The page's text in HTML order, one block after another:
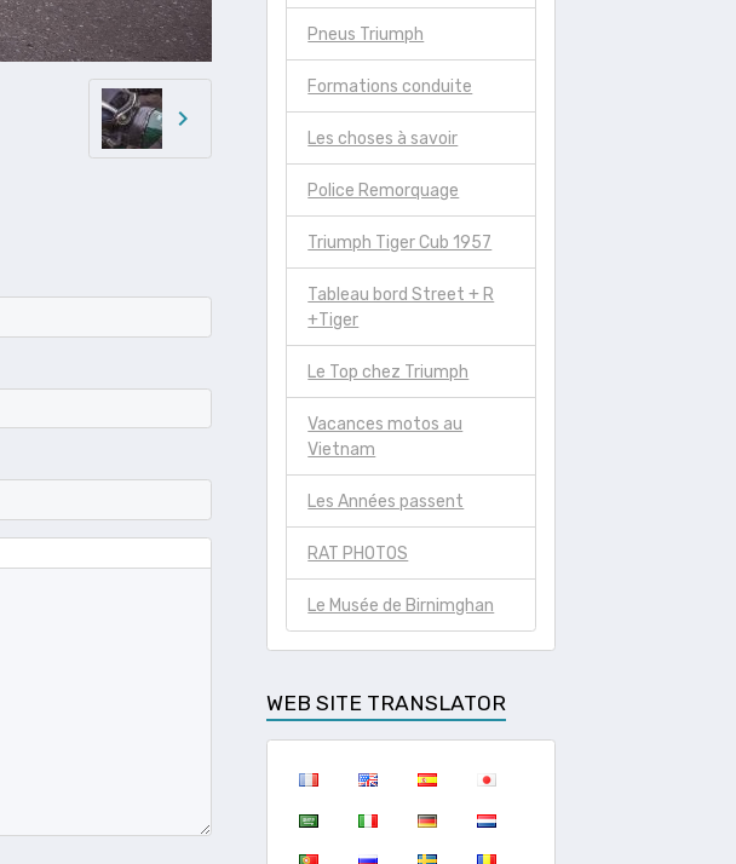
Pneus Triumph
Formations conduite
Les choses à savoir
Police Remorquage
Triumph Tiger Cub 1957
Tableau bord Street + R
+Tiger
Le Top chez Triumph
Vacances motos au
Vietnam
Les Années passent
RAT PHOTOS
Le Musée de Birnimghan
WEB SITE TRANSLATOR